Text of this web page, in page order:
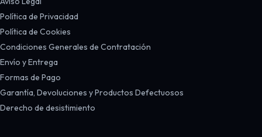
Política de Privacidad
Política de Cookies
Condiciones Generales de Contratación
Envío y Entrega
Formas de Pago
Garantía, Devoluciones y Productos Defectuosos
Derecho de desistimiento